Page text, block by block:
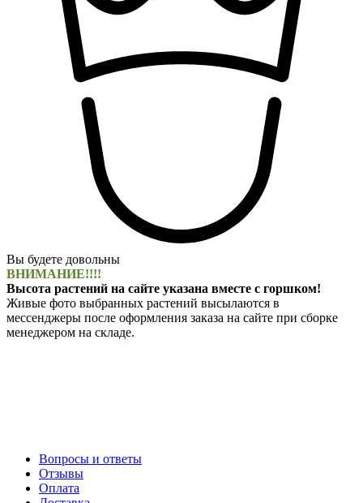
Вы будете довольны
ВНИМАНИЕ!!!!
Высота растений на сайте указана вместе с горшком!
Живые фото выбранных растений высылаются в
мессенджеры после оформления заказа на сайте при сборке
менеджером на складе.
Вопросы и ответы
Отзывы
Оплата